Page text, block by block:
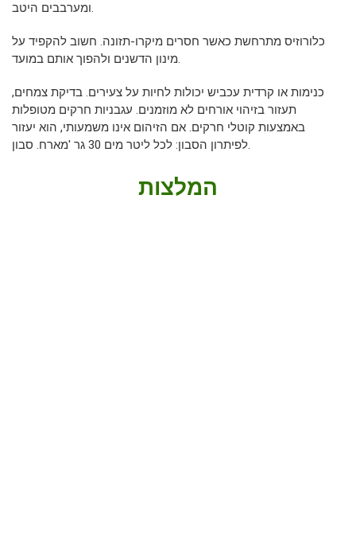
ומערבבים היטב.
כלורוזיס מתרחשת כאשר חסרים מיקרו-תזונה. חשוב להקפיד על
מינון הדשנים ולהפוך אותם במועד.
כנימות או קרדית עכביש יכולות לחיות על צעירים. בדיקת צמחים,
תעזור בזיהוי אורחים לא מוזמנים. עגבניות חרקים מטופלות
באמצעות קוטלי חרקים. אם הזיהום אינו משמעותי, הוא יעזור
לפיתרון הסבון: לכל ליטר מים 30 גר 'מארח. סבון.
המלצות